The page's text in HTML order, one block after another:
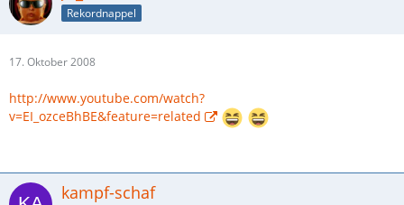
Rekordnappel
17. Oktober 2008
http://www.youtube.com/watch?
v=EI_ozceBhBE&feature=related
kampf-schaf